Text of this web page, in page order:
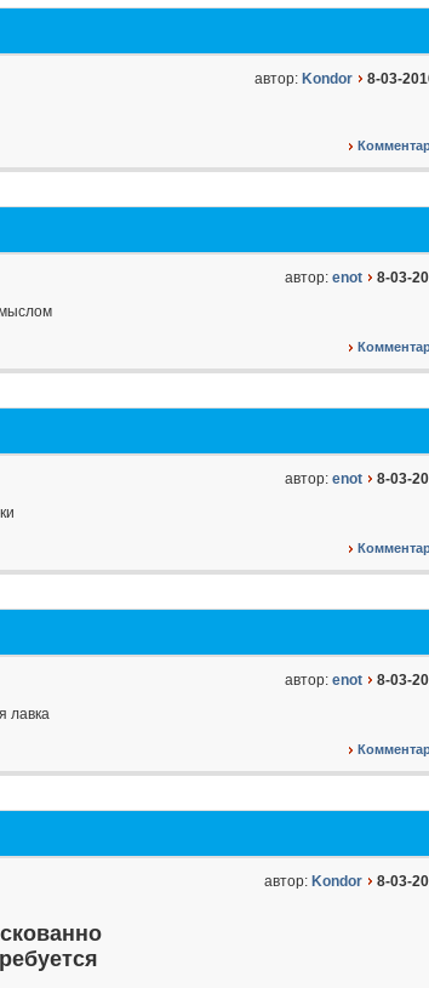
автор: Kondor 8-03-
автор: enot 8-03-
автор: enot 8-03-
автор: enot 8-03-
автор: Kondor 8-03-